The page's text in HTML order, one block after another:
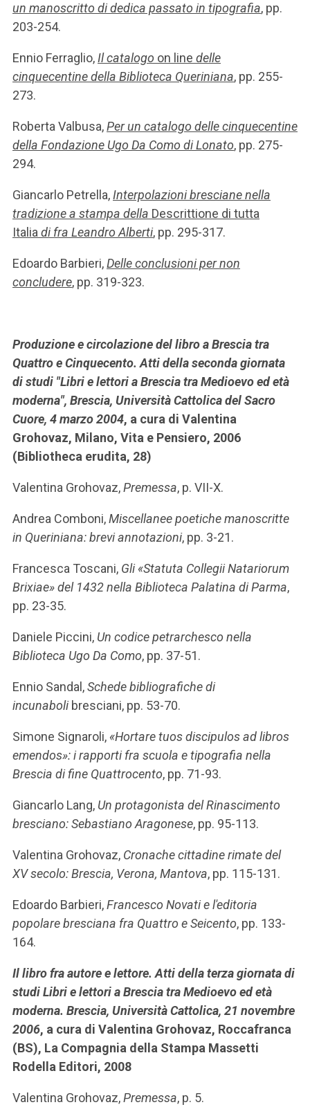
un manoscritto di dedica passato in tipografia, pp.
203-254.
Ennio Ferraglio, Il catalogo on line delle
cinquecentine della Biblioteca Queriniana, pp. 255-
273.
Roberta Valbusa,Per un catalogo delle cinquecentine
della Fondazione Ugo Da Como di Lonato, pp. 275-
294.
Giancarlo Petrella, Interpolazioni bresciane nella
tradizione a stampa della Descrittione di tutta
Italia di fra Leandro Alberti, pp. 295-317.
Edoardo Barbieri,Delle conclusioni per non
concludere, pp. 319-323.
Produzione e circolazione del libro a Brescia tra
Quattro e Cinquecento. Atti della seconda giornata
di studi "Libri e lettori a Brescia tra Medioevo ed età
moderna", Brescia, Università Cattolica del Sacro
Cuore, 4 marzo 2004, a cura di Valentina
Grohovaz, Milano, Vita e Pensiero, 2006
(Bibliotheca erudita, 28)
Valentina Grohovaz,Premessa, p. VII-X.
Andrea Comboni,Miscellanee poetiche manoscritte
in Queriniana: brevi annotazioni, pp. 3-21.
Francesca Toscani, Gli «Statuta Collegii Natariorum
Brixiae» del 1432 nella Biblioteca Palatina di Parma,
pp. 23-35.
Daniele Piccini, Un codice petrarchesco nella
Biblioteca Ugo Da Como, pp. 37-51.
Ennio Sandal,Schede bibliografiche di
incunabolibresciani, pp. 53-70.
Simone Signaroli, «Hortare tuos discipulos ad libros
emendos»: i rapporti fra scuola e tipografia nella
Brescia di fine Quattrocento, pp. 71-93.
Giancarlo Lang, Un protagonista del Rinascimento
bresciano: Sebastiano Aragonese, pp. 95-113.
Valentina Grohovaz, Cronache cittadine rimate del
XV secolo: Brescia, Verona, Mantova, pp. 115-131.
Edoardo Barbieri,Francesco Novati e l'editoria
popolare bresciana fra Quattro e Seicento, pp. 133-
164.
Il libro fra autore e lettore. Atti della terza giornata di
studi Libri e lettori a Brescia tra Medioevo ed età
moderna. Brescia, Università Cattolica, 21 novembre
2006, a cura di Valentina Grohovaz, Roccafranca
(BS), La Compagnia della Stampa Massetti
Rodella Editori, 2008
Valentina Grohovaz,Premessa, p. 5.